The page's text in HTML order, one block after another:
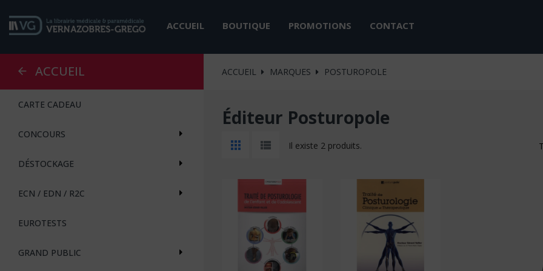
ACCUEIL BOUTIQUE PROMOTIONS CONTACT
ACCUEIL
CARTE CADEAU
CONCOURS
DÉSTOCKAGE
ECN / EDN / R2C
EUROTESTS
GRAND PUBLIC
ACCUEIL MARQUES POSTUROPOLE
Éditeur Posturopole
Il existe 2 produits.